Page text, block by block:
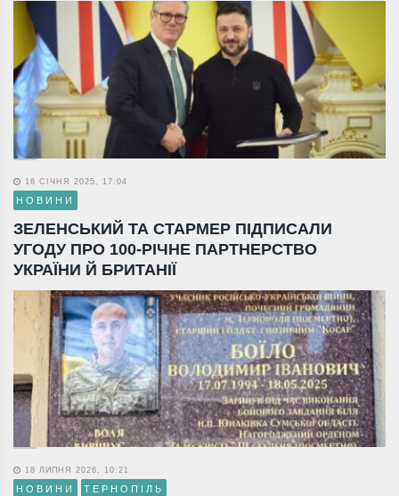
16 СІЧНЯ 2025, 17:04
НОВИНИ
ЗЕЛЕНСЬКИЙ ТА СТАРМЕР ПІДПИСАЛИ
УГОДУ ПРО 100-РІЧНЕ ПАРТНЕРСТВО
УКРАЇНИ Й БРИТАНІЇ
18 ЛИПНЯ 2026, 10:21
НОВИНИ ТЕРНОПІЛЬ